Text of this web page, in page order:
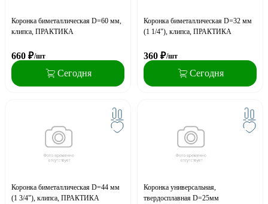
Коронка биметаллическая D=60 мм,
клипса, ПРАКТИКА
660 ₽/шт
Сегодня
Коронка биметаллическая D=32 мм
(1 1/4"), клипса, ПРАКТИКА
360 ₽/шт
Сегодня
Коронка биметаллическая D=44 мм
(1 3/4"), клипса, ПРАКТИКА
Коронка универсальная,
твердосплавная D=25мм